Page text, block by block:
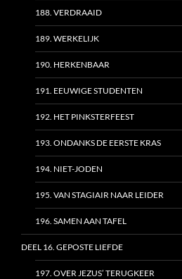
188. VERDRAAID
189. WERKELIJK
190. HERKENBAAR
191. EEUWIGE STUDENTEN
192. HET PINKSTERFEEST
193. ONDANKS DE EERSTE KRAS
194. NIET-JODEN
195. VAN STAGIAIR NAAR LEIDER
196. SAMEN AAN TAFEL
DEEL 16. GEPOSTE LIEFDE
197. OVER JEZUS’ TERUGKEER